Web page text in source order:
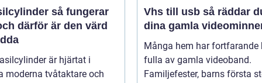
så fungerar
därför är den värd
är hjärtat i
moderna tvåtaktare och
Vhs till usb så räddar du
dina gamla
Många hem har fortfarande
fulla av gamla videoband.
Familjefester, barns första